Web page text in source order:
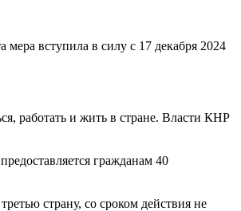
вступила в силу с 17 декабря 2024
работать и жить в стране. Власти КНР
гражданам 40
страну, со сроком действия не